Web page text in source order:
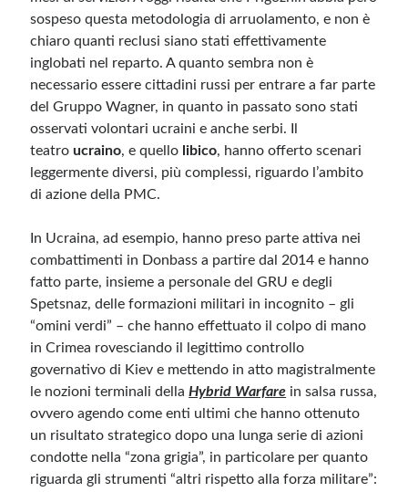
sospeso questa metodologia di arruolamento, e non è
chiaro quanti reclusi siano stati effettivamente
inglobati nel reparto. A quanto sembra non è
necessario essere cittadini russi per entrare a far parte
del Gruppo Wagner, in quanto in passato sono stati
osservati volontari ucraini e anche serbi. Il
teatro ucraino, e quello libico, hanno offerto scenari
leggermente diversi, più complessi, riguardo l’ambito
di azione della PMC.
In Ucraina, ad esempio, hanno preso parte attiva nei
combattimenti in Donbass a partire dal 2014 e hanno
fatto parte, insieme a personale del GRU e degli
Spetsnaz, delle formazioni militari in incognito – gli
“omini verdi” – che hanno effettuato il colpo di mano
in Crimea rovesciando il legittimo controllo
governativo di Kiev e mettendo in atto magistralmente
le nozioni terminali della Hybrid Warfare in salsa russa,
ovvero agendo come enti ultimi che hanno ottenuto
un risultato strategico dopo una lunga serie di azioni
condotte nella “zona grigia”, in particolare per quanto
riguarda gli strumenti “altri rispetto alla forza militare”: